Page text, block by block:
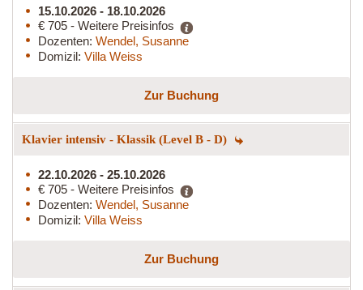
15.10.2026 - 18.10.2026
€ 705 - Weitere Preisinfos
Dozenten: Wendel, Susanne
Domizil: Villa Weiss
Zur Buchung
Klavier intensiv - Klassik (Level B - D)
22.10.2026 - 25.10.2026
€ 705 - Weitere Preisinfos
Dozenten: Wendel, Susanne
Domizil: Villa Weiss
Zur Buchung